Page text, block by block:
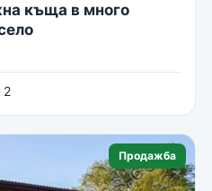
къща в много
2
Продажба